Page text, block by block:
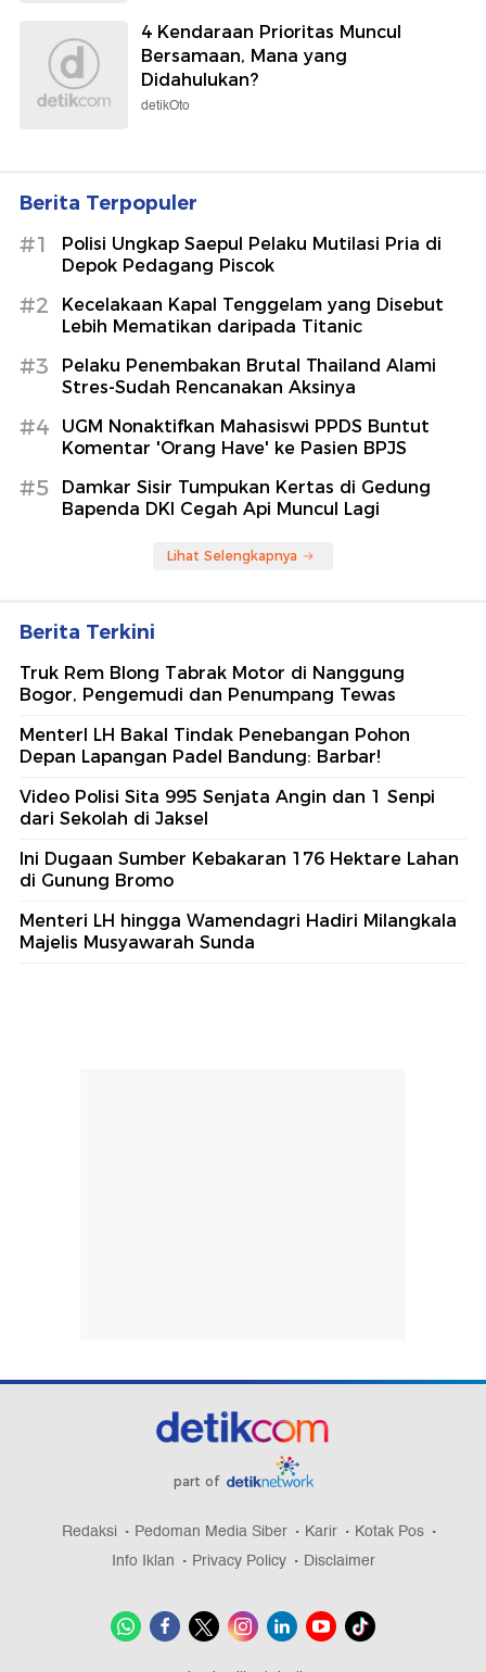
4 Kendaraan Prioritas Muncul
Bersamaan, Mana yang
Didahulukan?
detikOto
Berita Terpopuler
#1
Polisi Ungkap Saepul Pelaku Mutilasi Pria di
Depok Pedagang Piscok
#2
Kecelakaan Kapal Tenggelam yang Disebut
Lebih Mematikan daripada Titanic
#3
Pelaku Penembakan Brutal Thailand Alami
Stres-Sudah Rencanakan Aksinya
#4
UGM Nonaktifkan Mahasiswi PPDS Buntut
Komentar 'Orang Have' ke Pasien BPJS
#5
Damkar Sisir Tumpukan Kertas di Gedung
Bapenda DKI Cegah Api Muncul Lagi
Lihat Selengkapnya
Berita Terkini
Truk Rem Blong Tabrak Motor di Nanggung
Bogor, Pengemudi dan Penumpang Tewas
MenterI LH Bakal Tindak Penebangan Pohon
Depan Lapangan Padel Bandung: Barbar!
Video Polisi Sita 995 Senjata Angin dan 1 Senpi
dari Sekolah di Jaksel
Ini Dugaan Sumber Kebakaran 176 Hektare Lahan
di Gunung Bromo
Menteri LH hingga Wamendagri Hadiri Milangkala
Majelis Musyawarah Sunda
part of
Redaksi Pedoman Media Siber Karir
Kotak Pos
Info Iklan
Privacy Policy Disclaimer